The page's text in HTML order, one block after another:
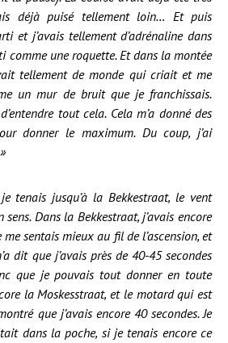
déjà puisé tellement loin… Et puis
et j’avais tellement d’adrénaline dans
comme une roquette. Et dans la montée
tellement de monde qui criait et me
un mur de bruit que je franchissais.
tout cela. Cela m’a donné des
donner le maximum. Du coup, j’ai
tenais jusqu’à la Bekkestraat, le vent
Dans la Bekkestraat, j’avais encore
me sentais mieux au fil de l’ascension, et
dit que j’avais près de 40-45 secondes
que je pouvais tout donner en toute
la Moskesstraat, et le motard qui est
que j’avais encore 40 secondes. Je
dans la poche, si je tenais encore ce